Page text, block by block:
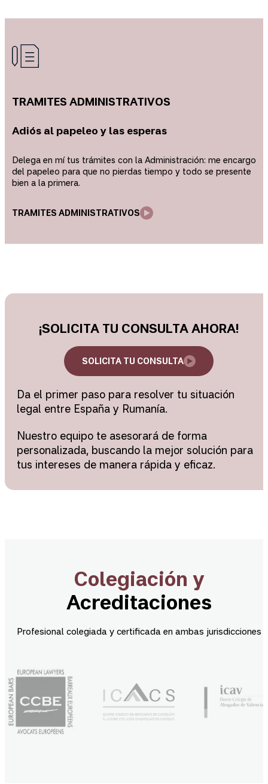
TRAMITES ADMINISTRATIVOS
Adiós al papeleo y las esperas
Delega en mí tus trámites con la Administración: me encargo
del papeleo para que no pierdas tiempo y todo se presente
bien a la primera.
TRAMITES ADMINISTRATIVOS
¡SOLICITA TU CONSULTA AHORA!
SOLICITA TU CONSULTA
Da el primer paso para resolver tu situación
legal entre España y Rumanía.
Nuestro equipo te asesorará de forma
personalizada, buscando la mejor solución para
tus intereses de manera rápida y eficaz.
Colegiación y
Acreditaciones
Profesional colegiada y certificada en ambas jurisdicciones